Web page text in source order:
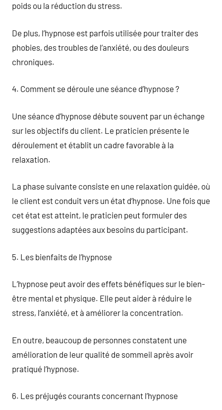
poids ou la réduction du stress.
De plus, l’hypnose est parfois utilisée pour traiter des
phobies, des troubles de l’anxiété, ou des douleurs
chroniques.
4. Comment se déroule une séance d’hypnose ?
Une séance d’hypnose débute souvent par un échange
sur les objectifs du client. Le praticien présente le
déroulement et établit un cadre favorable à la
relaxation.
La phase suivante consiste en une relaxation guidée, où
le client est conduit vers un état d’hypnose. Une fois que
cet état est atteint, le praticien peut formuler des
suggestions adaptées aux besoins du participant.
5. Les bienfaits de l’hypnose
L’hypnose peut avoir des effets bénéfiques sur le bien-
être mental et physique. Elle peut aider à réduire le
stress, l’anxiété, et à améliorer la concentration.
En outre, beaucoup de personnes constatent une
amélioration de leur qualité de sommeil après avoir
pratiqué l’hypnose.
6. Les préjugés courants concernant l’hypnose